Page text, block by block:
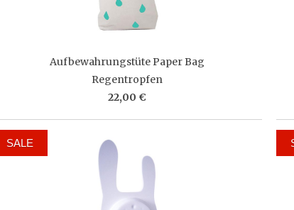
Aufbewahrungstüte Paper Bag
Regentropfen
22,00 €
SALE